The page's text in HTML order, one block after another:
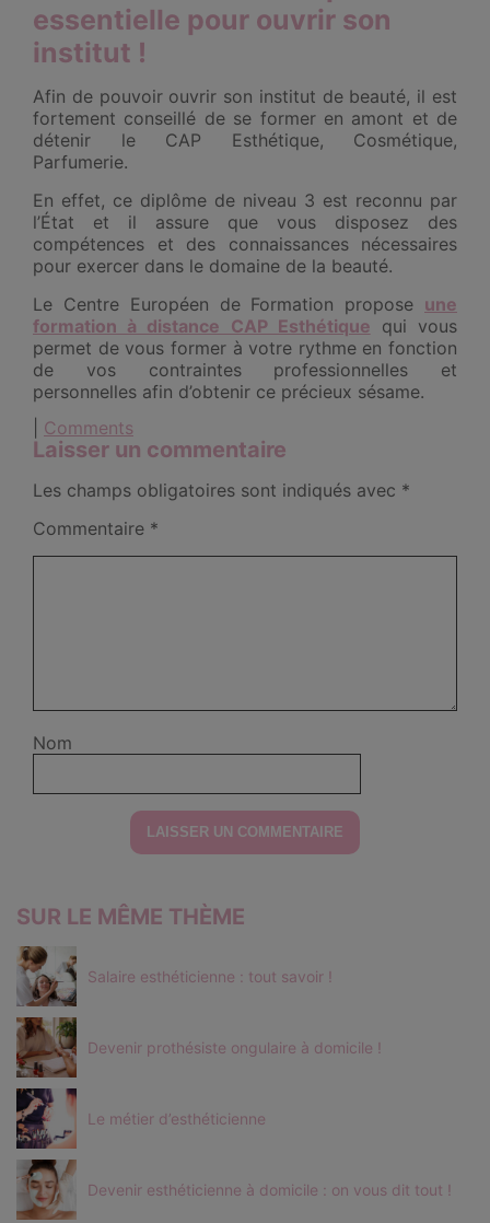
essentielle pour ouvrir son
institut !
Afin de pouvoir ouvrir son institut de beauté, il est
fortement conseillé de se former en amont et de
détenir le CAP Esthétique, Cosmétique,
Parfumerie.
En effet, ce diplôme de niveau 3 est reconnu par
l’État et il assure que vous disposez des
compétences et des connaissances nécessaires
pour exercer dans le domaine de la beauté.
Le Centre Européen de Formation propose une
formation à distance CAP Esthétique qui vous
permet de vous former à votre rythme en fonction
de vos contraintes professionnelles et
personnelles afin d’obtenir ce précieux sésame.
Comments
Laisser un commentaire
Les champs obligatoires sont indiqués avec *
Commentaire *
Nom
SUR LE MÊME THÈME
Salaire esthéticienne : tout savoir !
Devenir prothésiste ongulaire à domicile !
Le métier d’esthéticienne
Devenir esthéticienne à domicile : on vous dit tout !